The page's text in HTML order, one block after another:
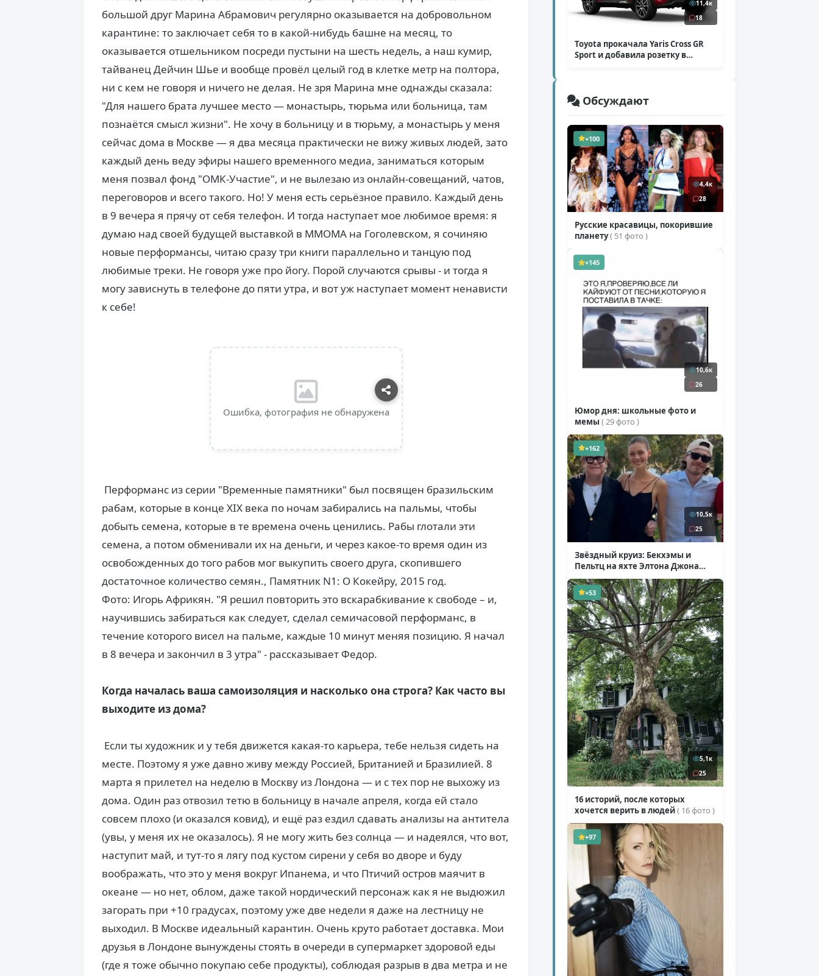
большой друг Марина Абрамович регулярно оказывается на добровольном
карантине: то заключает себя то в какой-нибудь башне на месяц, то
оказывается отшельником посреди пустыни на шесть недель, а наш кумир,
тайванец Дейчин Шье и вообще провёл целый год в клетке метр на полтора,
ни с кем не говоря и ничего не делая. Не зря Марина мне однажды сказала:
"Для нашего брата лучшее место — монастырь, тюрьма или больница, там
познаётся смысл жизни". Не хочу в больницу и в тюрьму, а монастырь у меня
сейчас дома в Москве — я два месяца практически не вижу живых людей, зато
каждый день веду эфиры нашего временного медиа, заниматься которым
меня позвал фонд "ОМК-Участие", и не вылезаю из онлайн-совещаний, чатов,
переговоров и всего такого. Но! У меня есть серьёзное правило. Каждый день
в 9 вечера я прячу от себя телефон. И тогда наступает мое любимое время: я
думаю над своей будущей выставкой в ММОМА на Гоголевском, я сочиняю
новые перформансы, читаю сразу три книги параллельно и танцую под
любимые треки. Не говоря уже про йогу. Порой случаются срывы - и тогда я
могу зависнуть в телефоне до пяти утра, и вот уж наступает момент ненависти
к себе!
Ошибка, фотография не обнаружена
Перформанс из серии "Временные памятники" был посвящен бразильским
рабам, которые в конце XIX века по ночам забирались на пальмы, чтобы
добыть семена, которые в те времена очень ценились. Рабы глотали эти
семена, а потом обменивали их на деньги, и через какое-то время один из
освобожденных до того рабов мог выкупить своего друга, скопившего
достаточное количество семян., Памятник N1: O Кокейру, 2015 год.
Фото: Игорь Африкян. "Я решил повторить это вскарабкивание к свободе – и,
научившись забираться как следует, сделал семичасовой перформанс, в
течение которого висел на пальме, каждые 10 минут меняя позицию. Я начал
в 8 вечера и закончил в 3 утра" - рассказывает Федор.
Когда началась ваша самоизоляция и насколько она строга? Как часто вы
выходите из дома?
Если ты художник и у тебя движется какая-то карьера, тебе нельзя сидеть на
месте. Поэтому я уже давно живу между Россией, Британией и Бразилией. 8
марта я прилетел на неделю в Москву из Лондона — и с тех пор не выхожу из
дома. Один раз отвозил тетю в больницу в начале апреля, когда ей стало
совсем плохо (и оказался ковид), и ещё раз ездил сдавать анализы на антитела
(увы, у меня их не оказалось). Я не могу жить без солнца — и надеялся, что вот,
наступит май, и тут-то я лягу под кустом сирени у себя во дворе и буду
воображать, что это у меня вокруг Ипанема, и что Птичий остров маячит в
океане — но нет, облом, даже такой нордический персонаж как я не выдюжил
загорать при +10 градусах, поэтому уже две недели я даже на лестницу не
выходил. В Москве идеальный карантин. Очень круто работает доставка. Мои
друзья в Лондоне вынуждены стоять в очереди в супермаркет здоровой еды
(где я тоже обычно покупаю себе продукты), соблюдая разрыв в два метра и не
11,4к
18
Toyota прокачала Yaris Cross GR
Sport и добавила розетку в
Обсуждают
+100
4,4к
28
Русские красавицы, покорившие
планету( 51 фото )
+145
10,6к
26
Юмор дня: школьные фото и
мемы ( 29 фото )
+162
10,5к
25
Звёздный круиз: Бекхэмы и
Пельтц на яхте Элтона Джона
( 12 фото )
+53
5,1к
25
16 историй, после которых
хочется верить в людей( 16 фото )
+97